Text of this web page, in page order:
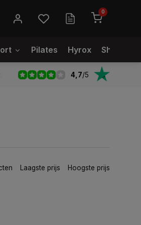
0
Pilates Hyrox
gym op één plek Voor 95%
4,7/5
Laagste prijs Hoogste prijs